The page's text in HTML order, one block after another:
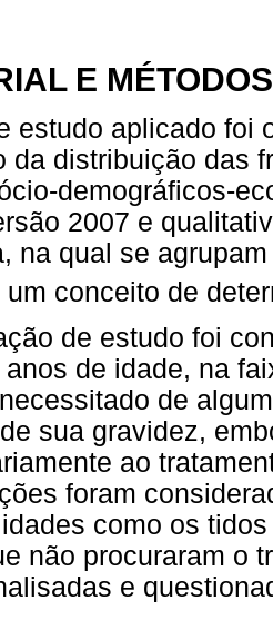
E MÉTODOS
estudo aplicado foi
da distribuição das
demográficos-
2007 e
na qual se
um conceito de
de estudo foi
anos de idade, na
de
sua gravidez,
ao
foram
como os
não procuraram o
e